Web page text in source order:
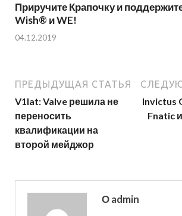
Приручите Крапочку и
Wish® и WE!
04.12.2019
ПРЕДЫДУЩАЯ СТАТЬЯ
V1lat: Valve решила не
переносить
квалификации на
второй мейджор
Invictus
Fnatic
О admin